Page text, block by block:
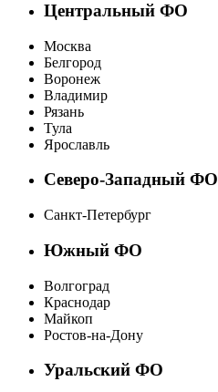
Центральный ФО
Москва
Белгород
Воронеж
Владимир
Рязань
Тула
Ярославль
Северо-Западный ФО
Санкт-Петербург
Южный ФО
Волгоград
Краснодар
Майкоп
Ростов-на-Дону
Уральский ФО